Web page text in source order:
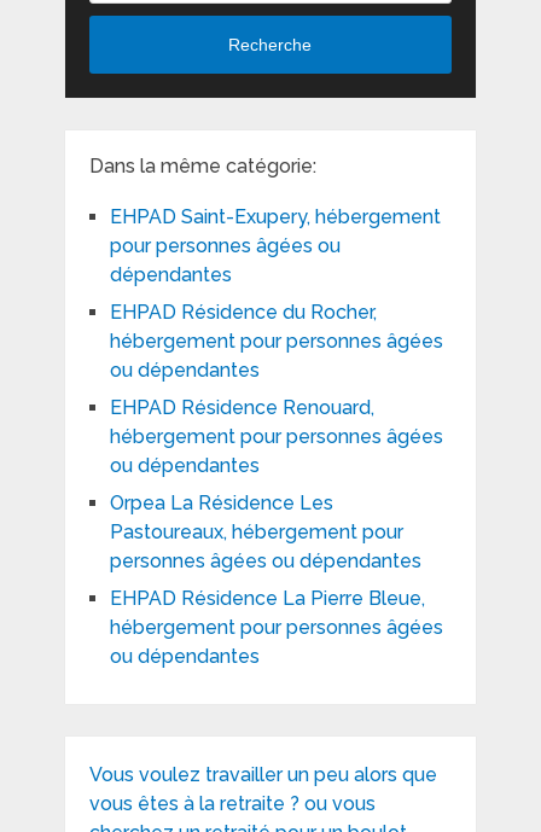
Recherche
Dans la même catégorie:
EHPAD Saint-Exupery, hébergement
pour personnes âgées ou
dépendantes
EHPAD Résidence du Rocher,
hébergement pour personnes âgées
ou dépendantes
EHPAD Résidence Renouard,
hébergement pour personnes âgées
ou dépendantes
Orpea La Résidence Les
Pastoureaux, hébergement pour
personnes âgées ou dépendantes
EHPAD Résidence La Pierre Bleue,
hébergement pour personnes âgées
ou dépendantes
Vous voulez travailler un peu alors que
vous êtes à la retraite ? ou vous